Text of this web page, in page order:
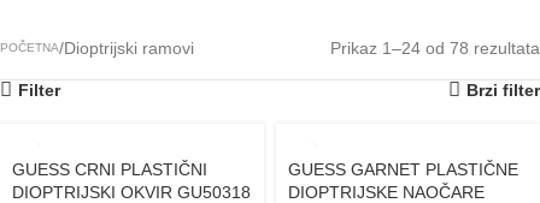
POČETNA Dioptrijski ramovi Prikaz 1–24 od 78 rezultata
Filter Brzi filter
GUESS CRNI PLASTIČNI
DIOPTRIJSKI OKVIR GU50318
GUESS GARNET PLASTIČNE
DIOPTRIJSKE NAOČARE